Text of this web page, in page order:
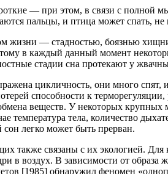
— при этом, в связи с полной
пальцы, и птица может спать, не
жизни — стадностью, боязнью
в каждый данный момент
стадии сна протекают у
цикличность, они много спят,
способности к
веществ. У некоторых
температура тела, количество
легко может быть прерван.
также связаны с их экологией. Для
в воздух. В зависимости от
[1985] обнаружил феномен